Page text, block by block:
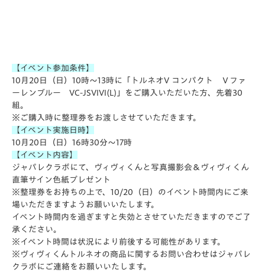
【イベント参加条件】
10月20日（日）10時～13時に「トルネオV コンパクト Ｖファ
ーレンブルー VC-JSVIVI(L)」
をご購入いただいた方、 先着30
組 。
※ご購入時に整理券をお渡しさせていただきます。
【イベント実施日時】
10月20日（日）16時30分～17時
【イベント内容】
ジャパレクラボにて、ヴィヴィくんと写真撮影会＆ヴィヴィくん
直筆サイン色紙プレゼント
※整理券をお持ちの上で、10/20（日）のイベント時間内にご来
場いただきますようお願いいたします。
イベント時間内を過ぎますと失効とさせていただきますのでご了
承ください。
※イベント時間は状況により前後する可能性があります。
※ヴィヴィくんトルネオの商品に関するお問い合わせはジャパレ
クラボにご連絡をお願いいたします。